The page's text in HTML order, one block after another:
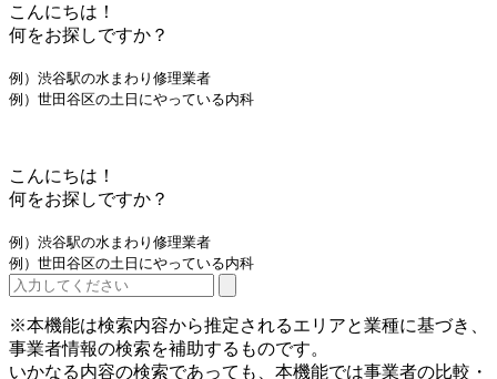
こんにちは！
何をお探しですか？
例）渋谷駅の水まわり修理業者
例）世田谷区の土日にやっている内科
こんにちは！
何をお探しですか？
例）渋谷駅の水まわり修理業者
例）世田谷区の土日にやっている内科
※本機能は検索内容から推定されるエリアと業種に基づき、
事業者情報の検索を補助するものです。
いかなる内容の検索であっても、本機能では事業者の比較・